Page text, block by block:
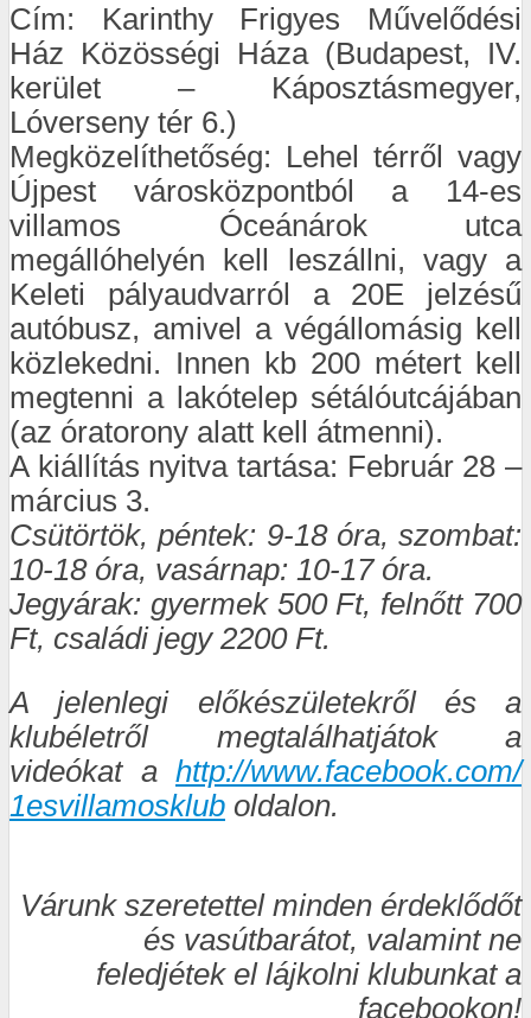
Cím: Karinthy Frigyes Művelődési
Ház Közösségi Háza (Budapest, IV.
kerület – Káposztásmegyer,
Lóverseny tér 6.)
Megközelíthetőség: Lehel térről vagy
Újpest városközpontból a 14-es
villamos Óceánárok utca
megállóhelyén kell leszállni, vagy a
Keleti pályaudvarról a 20E jelzésű
autóbusz, amivel a végállomásig kell
közlekedni. Innen kb 200 métert kell
megtenni a lakótelep sétálóutcájában
(az óratorony alatt kell átmenni).
A kiállítás nyitva tartása: Február 28 –
március 3.
Csütörtök, péntek: 9-18 óra, szombat:
10-18 óra, vasárnap: 10-17 óra.
Jegyárak: gyermek 500 Ft, felnőtt 700
Ft, családi jegy 2200 Ft.
A jelenlegi előkészületekről és a
klubéletről megtalálhatjátok a
videókat a http://www.facebook.com/
1esvillamosklub oldalon.
Várunk szeretettel minden érdeklődőt
és vasútbarátot, valamint ne
feledjétek el lájkolni klubunkat a
facebookon!